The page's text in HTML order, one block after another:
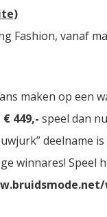
Fashion, vanaf
maken op een
449,- speel dan
deelname
winnares! Speel